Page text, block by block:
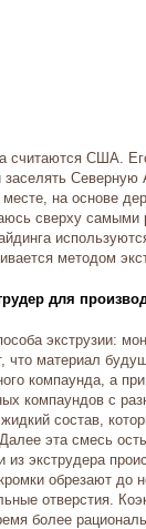
считаются США.
Северную
на основе
сверху самыми
методом
для
экструзии:
что материал
компаунда, а
компаундов с
состав,
эта смесь
экструдера
обрезают до
отверстия.
более